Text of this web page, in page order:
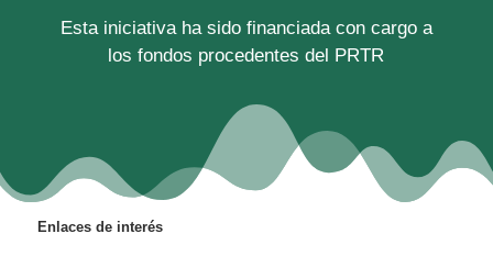
Esta iniciativa ha sido financiada con cargo a
los fondos procedentes del PRTR
Enlaces de interés